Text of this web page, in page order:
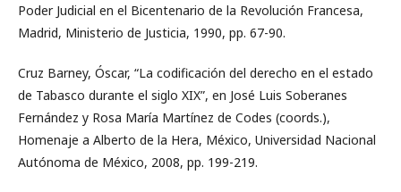
Poder Judicial en el Bicentenario de la Revolución Francesa,
Madrid, Ministerio de Justicia, 1990, pp. 67-90.
Cruz Barney, Óscar, “La codificación del derecho en el estado
de Tabasco durante el siglo XIX”, en José Luis Soberanes
Fernández y Rosa María Martínez de Codes (coords.),
Homenaje a Alberto de la Hera, México, Universidad Nacional
Autónoma de México, 2008, pp. 199-219.